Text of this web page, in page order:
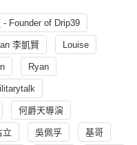
- Founder of Drip39
李凱賢 Louise
Ryan
何爵天導演
立 吳佩孚 基哥